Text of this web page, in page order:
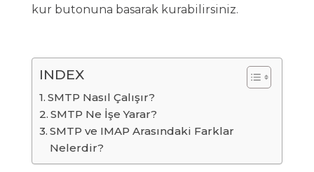
kur butonuna basarak kurabilirsiniz.
INDEX
SMTP Nasıl Çalışır?
SMTP Ne İşe Yarar?
SMTP ve IMAP Arasındaki Farklar
Nelerdir?